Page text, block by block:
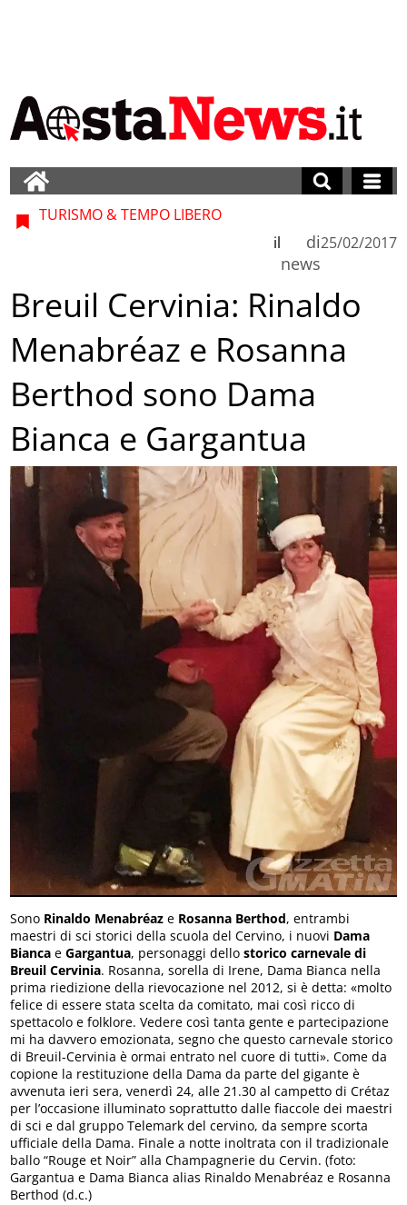
TURISMO & TEMPO LIBERO
di
news
il 25/02/2017
Breuil Cervinia: Rinaldo
Menabréaz e Rosanna
Berthod sono Dama
Bianca e Gargantua
Sono Rinaldo Menabréaz e Rosanna Berthod, entrambi
maestri di sci storici della scuola del Cervino, i nuovi Dama
Bianca eGargantua, personaggi dellostorico carnevale di
Breuil Cervinia. Rosanna, sorella di Irene, Dama Bianca nella
prima riedizione della rievocazione nel 2012, si è detta: «molto
felice di essere stata scelta da comitato, mai così ricco di
spettacolo e folklore. Vedere così tanta gente e partecipazione
mi ha davvero emozionata, segno che questo carnevale storico
di Breuil-Cervinia è ormai entrato nel cuore di tutti». Come da
copione la restituzione della Dama da parte del gigante è
avvenuta ieri sera, venerdì 24, alle 21.30 al campetto di Crétaz
per l’occasione illuminato soprattutto dalle fiaccole dei maestri
di sci e dal gruppo Telemark del cervino, da sempre scorta
ufficiale della Dama. Finale a notte inoltrata con il tradizionale
ballo “Rouge et Noir” alla Champagnerie du Cervin. (foto:
Gargantua e Dama Bianca alias Rinaldo Menabréaz e Rosanna
Berthod (d.c.)